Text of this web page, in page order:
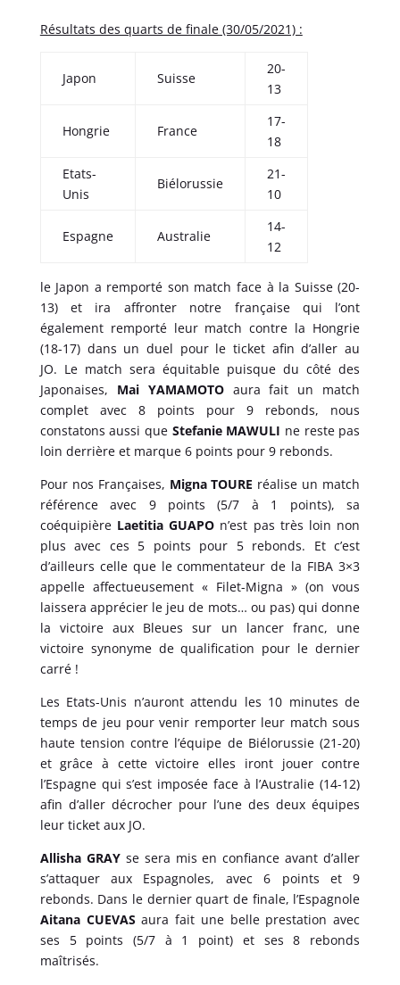
Résultats des quarts de finale (30/05/2021) :
Japon Suisse
20-
13
Hongrie France
17-
18
Etats-
Unis
Biélorussie
21-
10
Espagne Australie
14-
12
le Japon a remporté son match face à la Suisse (20-
13) et ira affronter notre française qui l’ont
également remporté leur match contre la Hongrie
(18-17) dans un duel pour le ticket afin d’aller au
JO. Le match sera équitable puisque du côté des
Japonaises, Mai YAMAMOTO aura fait un match
complet avec 8 points pour 9 rebonds, nous
constatons aussi que Stefanie MAWULI nereste pas
loin derrière et marque 6 points pour 9 rebonds.
Pour nos Françaises, Migna TOURE réalise un match
référence avec 9 points (5/7 à 1 points), sa
coéquipière Laetitia GUAPO n’est pas très loin non
plus avec ces 5 points pour 5 rebonds. Et c’est
d’ailleurs celle que le commentateur de la FIBA 3×3
appelle affectueusement « Filet-Migna » (on vous
laissera apprécier le jeu de mots… ou pas) qui donne
la victoire aux Bleues sur un lancer franc, une
victoire synonyme de qualification pour le dernier
carré !
Les Etats-Unis n’auront attendu les 10 minutes de
temps de jeu pour venir remporter leur match sous
haute tension contre l’équipe de Biélorussie (21-20)
et grâce à cette victoire elles iront jouer contre
l’Espagne qui s’est imposée face à l’Australie (14-12)
afin d’aller décrocher pour l’une des deux équipes
leur ticket aux JO.
Allisha GRAY se sera mis en confiance avant d’aller
s’attaquer aux Espagnoles, avec 6 points et 9
rebonds. Dans le dernier quart de finale, l’Espagnole
Aitana CUEVASaura fait une belle prestation avec
ses 5 points (5/7 à 1 point) et ses 8 rebonds
maîtrisés.